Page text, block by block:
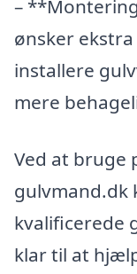
–
ønsker
installere
mere
Ved at bruge
gulvmand.dk
kvalificerede
klar til at